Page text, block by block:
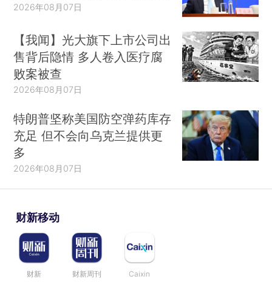
2026年08月07日
【我闻】光大旗下上市公司出
售背后隐情 多人卷入医疗腐
败案被查
2026年08月07日
特朗普坚称美国防空弹药库存
充足 但不会向乌克兰提供更
多
2026年08月07日
财新移动
财新 财新周刊 Caixin